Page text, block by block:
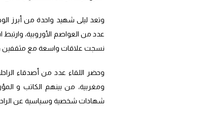
وتعد ليلى شهيد واحدة من أبرز
عدد من العواصم الأوروبية،
نسجت علاقات واسعة مع مثقفين
وحضر اللقاء عدد من أصدقاء
ومغربية، من بينهم الكاتب و
شهادات شخصية وسياسية عن